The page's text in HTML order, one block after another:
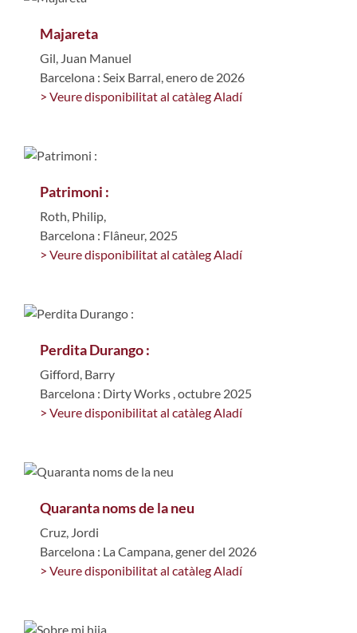
Majareta
Gil, Juan Manuel
Barcelona : Seix Barral, enero de 2026
> Veure disponibilitat al catàleg Aladí
Patrimoni :
Roth, Philip,
Barcelona : Flâneur, 2025
> Veure disponibilitat al catàleg Aladí
Perdita Durango :
Gifford, Barry
Barcelona : Dirty Works , octubre 2025
> Veure disponibilitat al catàleg Aladí
Quaranta noms de la neu
Cruz, Jordi
Barcelona : La Campana, gener del 2026
> Veure disponibilitat al catàleg Aladí